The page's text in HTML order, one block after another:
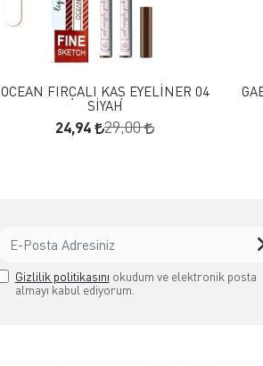
FAVORILERE EKLE
SEPETE EKLE
OCEAN FIRÇALI KAŞ EYELİNER 04
SİYAH
24,94 29,00
Gizlilik politikasını okudum ve elektronik posta
almayı kabul ediyorum.